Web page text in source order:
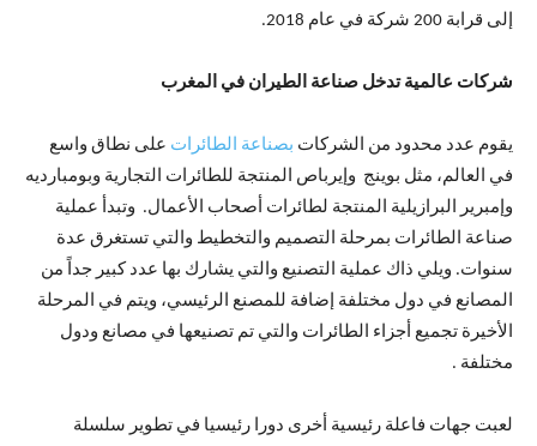
إلى قرابة 200 شركة في عام 2018.
شركات عالمية تدخل صناعة الطيران في المغرب
يقوم عدد محدود من الشركات بصناعة الطائرات على نطاق واسع
في العالم، مثل بوينج وإيرباص المنتجة للطائرات التجارية وبومبارديه
وإمبرير البرازيلية المنتجة لطائرات أصحاب الأعمال. وتبدأ عملية
صناعة الطائرات بمرحلة التصميم والتخطيط والتي تستغرق عدة
سنوات. ويلي ذاك عملية التصنيع والتي يشارك بها عدد كبير جداً من
المصانع في دول مختلفة إضافة للمصنع الرئيسي، ويتم في المرحلة
الأخيرة تجميع أجزاء الطائرات والتي تم تصنيعها في مصانع ودول
مختلفة .
لعبت جهات فاعلة رئيسية أخرى دورا رئيسيا في تطوير سلسلة